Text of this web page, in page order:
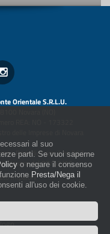
Orientale S.R.L.U.
Novara (NO)
delle Imprese di Novara
Periodica con il nr. 562
Impalonial suo
parti. Se vuoi saperne
o negare il consenso
Presta/Nega il
all'uso dei cookie.